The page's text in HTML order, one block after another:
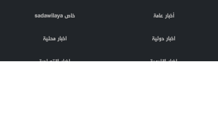
أخبار عامة خاص sadawilaya
اخبار دولية اخبار محلية
اخبار اقليمية اخبار اقتصادية